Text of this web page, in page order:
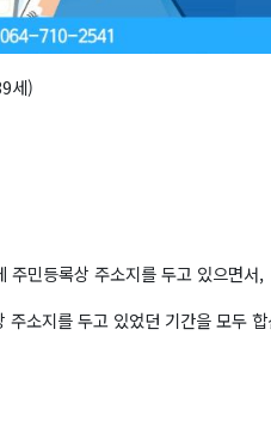
세)
주민등록상 주소지를 두고 있으면서,
주소지를 두고 있었던 기간을 모두